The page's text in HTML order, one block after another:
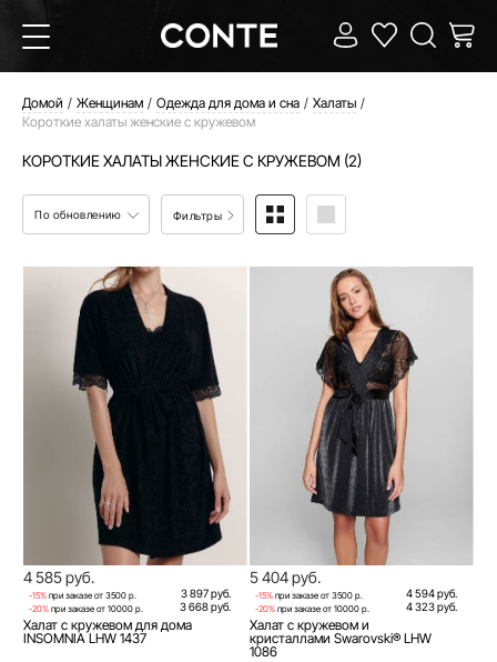
Домой Женщинам Одежда для дома и сна
Халаты
Короткие халаты женские с кружевом
КОРОТКИЕ ХАЛАТЫ ЖЕНСКИЕ С КРУЖЕВОМ (2)
По обновлению Фильтры
4 585 руб.
-15% при заказе от 3500 р. 3 897 руб.
-20% при заказе от 10000 р. 3 668 руб.
Халат с кружевом для дома
INSOMNIA LHW 1437
5 404 руб.
-15% при заказе от 3500 р. 4 594 руб.
-20% при заказе от 10000 р. 4 323 руб.
Халат с кружевом и
кристаллами Swarovski® LHW
1086